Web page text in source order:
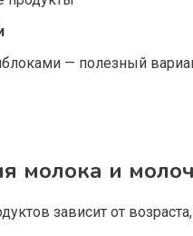
— полезный
молока и
зависит от